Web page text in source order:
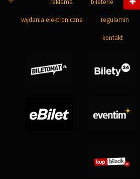
reklama bileterie
wydania elektroniczne regulamin
kontakt